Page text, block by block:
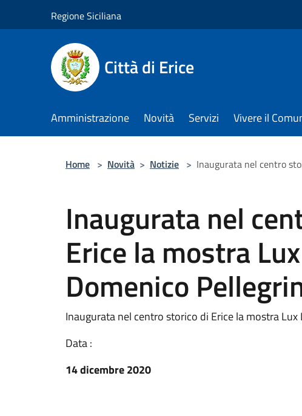
Regione Siciliana
Città di Erice
Amministrazione Novità Servizi Vivere il
Home > Novità > Notizie > Inaugurata nel centro
Inaugurata nel
Erice la mostra
Domenico
Inaugurata nel centro storico di Erice la mostra
Data :
14 dicembre 2020